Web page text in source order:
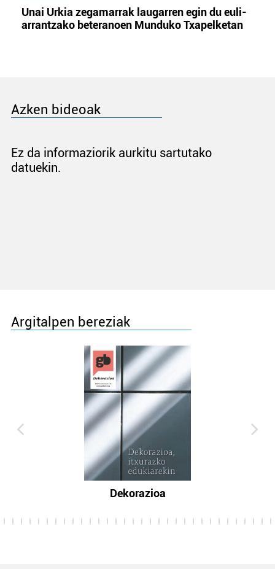
Unai Urkia zegamarrak laugarren egin du euli-
arrantzako beteranoen Munduko Txapelketan
Azken bideoak
Ez da informaziorik aurkitu sartutako
datuekin.
Argitalpen bereziak
Dekorazioa